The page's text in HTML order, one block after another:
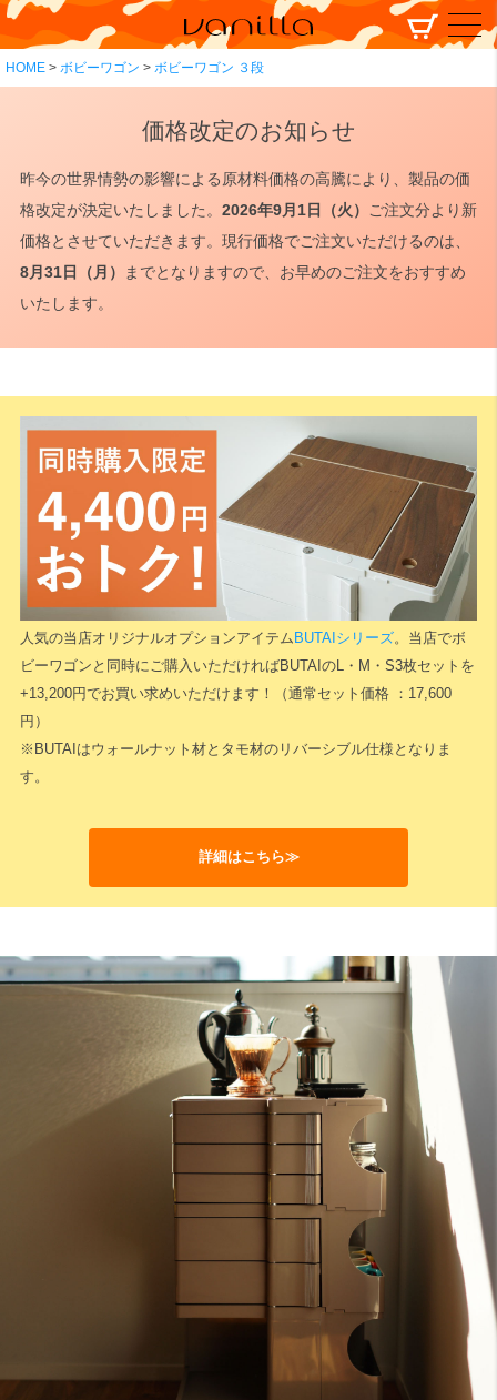
HOME ボビーワゴン ボビーワゴン ３段
検索
価格改定のお知らせ
昨今の世界情勢の影響による原材料価格の高騰により、製品の価
格改定が決定いたしました。 2026年9月1日（火）
ご注文分より新
価格とさせていただきます。現行価格でご注文いただけるのは、
8月31日（月）
までとなりますので、お早めのご注文をおすすめ
いたします。
人気の当店オリジナルオプションアイテム BUTAIシリーズ。当店でボ
ビーワゴンと同時にご購入いただければBUTAIのL・M・S3枚セットを
+13,200円でお買い求めいただけます！（通常セット価格 ：17,600
円）
※BUTAIはウォールナット材とタモ材のリバーシブル仕様となりま
す。
詳細はこちら≫